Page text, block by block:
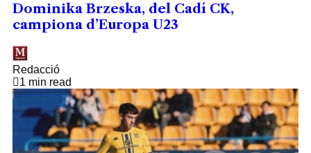
Dominika Brzeska, del Cadí CK,
campiona d’Europa U23
Redacció
1 min read